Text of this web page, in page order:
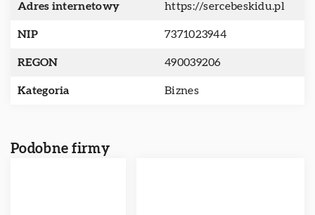
Adres internetowy https://sercebeskidu.pl
NIP 7371023944
REGON 490039206
Kategoria Biznes
Podobne firmy